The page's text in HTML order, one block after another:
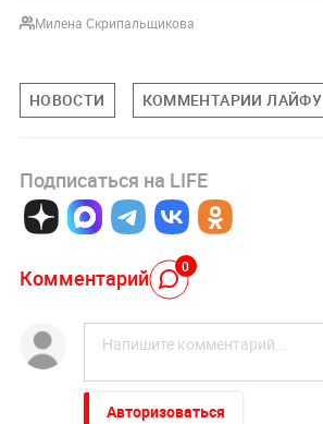
Милена Скрипальщикова
НОВОСТИ КОММЕНТАРИИ ЛАЙФУ
Подписаться на LIFE
Комментарий 0
Авторизоваться